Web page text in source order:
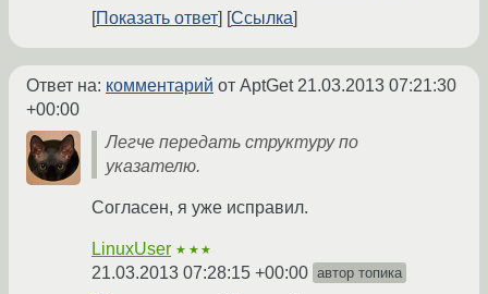
Показать ответ Ссылка
Ответ на: комментарий от AptGet21.03.2013 07:21:30
+00:00
Легче передать структуру по
указателю.
Согласен, я уже исправил.
LinuxUser ★★★
21.03.2013 07:28:15 +00:00 автор топика